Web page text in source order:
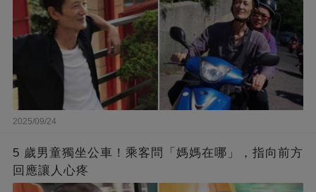
2025/09/24
5 歲男童獨坐公車！乘客問「媽媽在哪」，指向前方
回應讓人心疼